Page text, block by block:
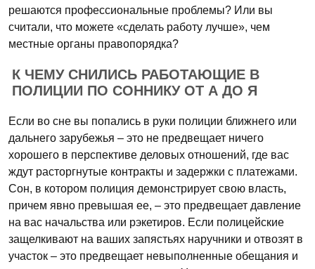
решаются профессиональные проблемы? Или вы
считали, что можете «сделать работу лучше», чем
местные органы правопорядка?
К ЧЕМУ СНИЛИСЬ РАБОТАЮЩИЕ В
ПОЛИЦИИ ПО СОННИКУ ОТ А ДО Я
Если во сне вы попались в руки полиции ближнего или
дальнего зарубежья – это не предвещает ничего
хорошего в перспективе деловых отношений, где вас
ждут расторгнутые контракты и задержки с платежами.
Сон, в котором полиция демонстрирует свою власть,
причем явно превышая ее, – это предвещает давление
на вас начальства или рэкетиров. Если полицейские
защелкивают на ваших запястьях наручники и отвозят в
участок – это предвещает невыполненные обещания и